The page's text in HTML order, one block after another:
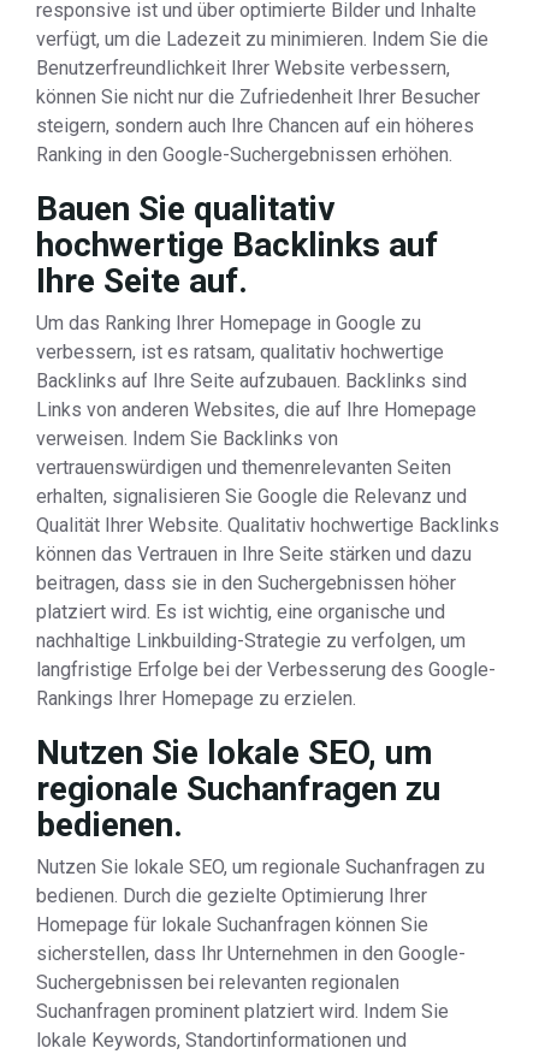
responsive ist und über optimierte Bilder und Inhalte
verfügt, um die Ladezeit zu minimieren. Indem Sie die
Benutzerfreundlichkeit Ihrer Website verbessern,
können Sie nicht nur die Zufriedenheit Ihrer Besucher
steigern, sondern auch Ihre Chancen auf ein höheres
Ranking in den Google-Suchergebnissen erhöhen.
Bauen Sie qualitativ
hochwertige Backlinks auf
Ihre Seite auf.
Um das Ranking Ihrer Homepage in Google zu
verbessern, ist es ratsam, qualitativ hochwertige
Backlinks auf Ihre Seite aufzubauen. Backlinks sind
Links von anderen Websites, die auf Ihre Homepage
verweisen. Indem Sie Backlinks von
vertrauenswürdigen und themenrelevanten Seiten
erhalten, signalisieren Sie Google die Relevanz und
Qualität Ihrer Website. Qualitativ hochwertige Backlinks
können das Vertrauen in Ihre Seite stärken und dazu
beitragen, dass sie in den Suchergebnissen höher
platziert wird. Es ist wichtig, eine organische und
nachhaltige Linkbuilding-Strategie zu verfolgen, um
langfristige Erfolge bei der Verbesserung des Google-
Rankings Ihrer Homepage zu erzielen.
Nutzen Sie lokale SEO, um
regionale Suchanfragen zu
bedienen.
Nutzen Sie lokale SEO, um regionale Suchanfragen zu
bedienen. Durch die gezielte Optimierung Ihrer
Homepage für lokale Suchanfragen können Sie
sicherstellen, dass Ihr Unternehmen in den Google-
Suchergebnissen bei relevanten regionalen
Suchanfragen prominent platziert wird. Indem Sie
lokale Keywords, Standortinformationen und